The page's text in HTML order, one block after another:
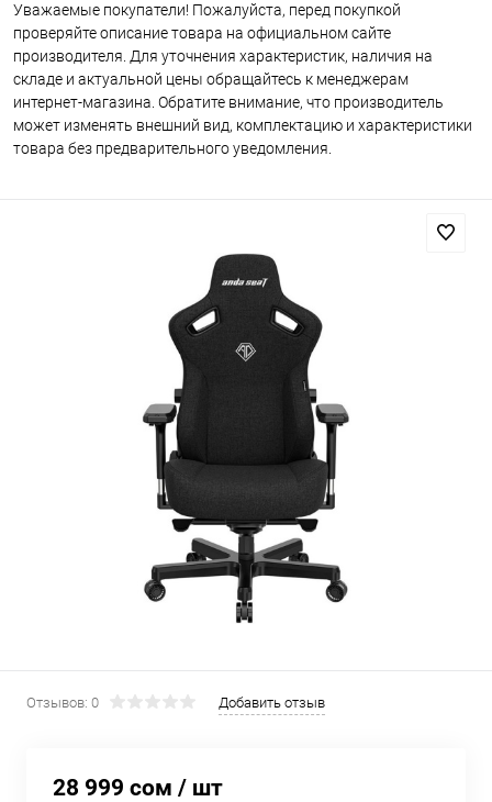
Уважаемые покупатели! Пожалуйста, перед покупкой
проверяйте описание товара на официальном сайте
производителя. Для уточнения характеристик, наличия на
складе и актуальной цены обращайтесь к менеджерам
интернет-магазина. Обратите внимание, что производитель
может изменять внешний вид, комплектацию и характеристики
товара без предварительного уведомления.
Отзывов: 0 Добавить отзыв
28 999 сом / шт